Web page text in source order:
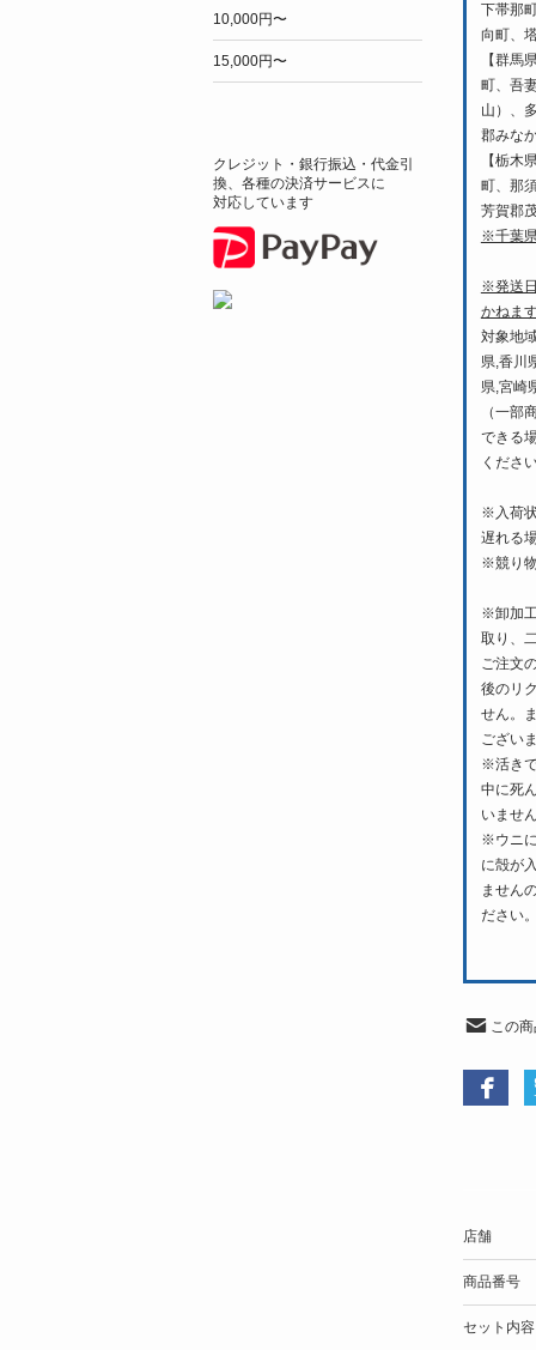
下帯那
向町、
【群馬
町、吾
山）、
郡みな
【栃木
町、那
芳賀郡
※千葉
※発送
かねま
対象地
県,香川
県,宮崎
（一部
できる
くださ
※入荷
遅れる
※競り
※卸加
取り、
ご注文
後のリ
せん。
ござい
※活き
中に死
いませ
※ウニ
に殻が
ません
ださい
この
店舗
商品番号
セット内容
10,000円〜
15,000円〜
クレジット・銀行振込・代金引
換、各種の決済サービスに
対応しています